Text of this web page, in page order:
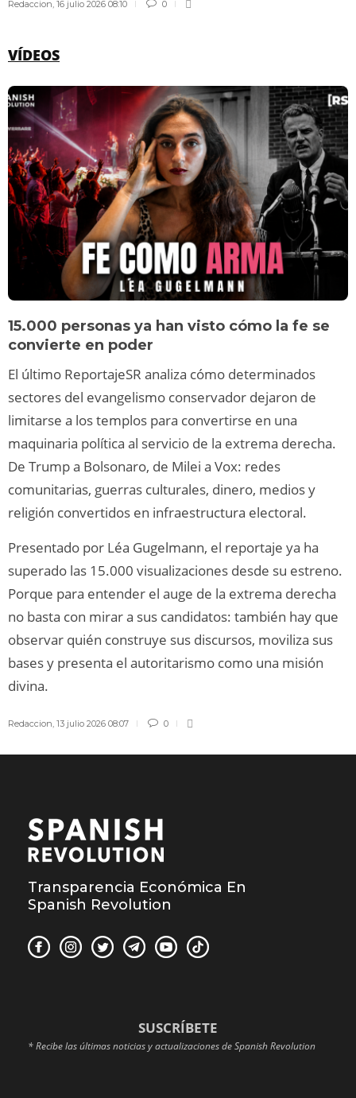
Redaccion, 16 julio 2026 08:10 0
VÍDEOS
15.000 personas ya han visto cómo la fe se
convierte en poder
El último ReportajeSR analiza cómo determinados
sectores del evangelismo conservador dejaron de
limitarse a los templos para convertirse en una
maquinaria política al servicio de la extrema derecha.
De Trump a Bolsonaro, de Milei a Vox: redes
comunitarias, guerras culturales, dinero, medios y
religión convertidos en infraestructura electoral.
Presentado por Léa Gugelmann, el reportaje ya ha
superado las 15.000 visualizaciones desde su estreno.
Porque para entender el auge de la extrema derecha
no basta con mirar a sus candidatos: también hay que
observar quién construye sus discursos, moviliza sus
bases y presenta el autoritarismo como una misión
divina.
Redaccion, 13 julio 2026 08:07 0
Transparencia Económica En
Spanish Revolution
SUSCRÍBETE
* Recibe las últimas noticias y actualizaciones de Spanish Revolution